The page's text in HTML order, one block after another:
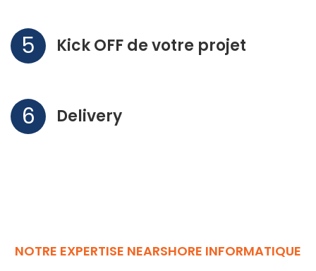
5 Kick OFF de votre projet
6 Delivery
NOTRE EXPERTISE NEARSHORE INFORMATIQUE